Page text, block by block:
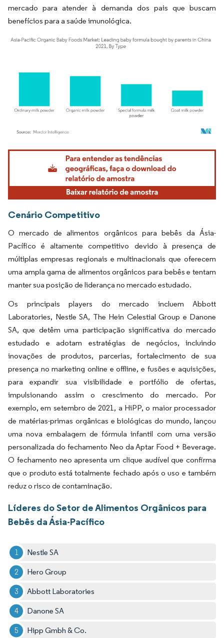
mercado para atender à demanda dos pais que buscam
benefícios para a saúde imunológica.
Imagem © Mordor Intelligence. O reuso requer atribuição conforme CC BY 4.0.
Cenário Competitivo
O mercado de alimentos orgânicos para bebês da Ásia-
Pacífico é altamente competitivo devido à presença de
múltiplas empresas regionais e multinacionais que oferecem
uma ampla gama de alimentos orgânicos para bebês e tentam
manter sua posição de liderança no mercado estudado.
Os principais players do mercado incluem Abbott
Laboratories, Nestle SA, The Hein Celestial Group e Danone
SA, que detêm uma participação significativa do mercado
estudado e adotam estratégias de negócios, incluindo
inovações de produtos, parcerias, fortalecimento de sua
presença no marketing online e offline, e fusões e aquisições,
para expandir sua visibilidade e portfólio de ofertas,
impulsionando assim o crescimento do mercado. Por
exemplo, em setembro de 2021, a HiPP, o maior processador
de matérias-primas orgânicas e biológicas do mundo, lançou
uma nova embalagem de fórmula infantil com uma versão
personalizada do fechamento Neo da Aptar Food + Beverage.
O fechamento neo apresenta um clique audível que confirma
que o produto está totalmente fechado após o uso e também
reduz o risco de contaminação.
Líderes do Setor de Alimentos Orgânicos para
Bebês da Ásia-Pacífico
Nestle SA
Hero Group
Abbott Laboratories
Danone SA
Hipp Gmbh & Co.